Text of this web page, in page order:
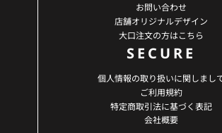
お問い合わせ
店舗オリジナルデザイン
大口注文の方はこちら
SECURE
個人情報の取り扱いに関しまし
ご利用規約
特定商取引法に基づく表記
会社概要